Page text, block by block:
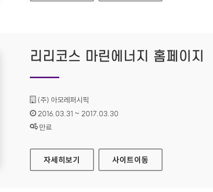
리리코스 마린에너지 홈페이지
기관명 :
(주) 아모레퍼시픽
인증기간 :
2016.03.31 ~ 2017.03.30
상태 :
만료
리리코스 마린에너지 홈페이지
자세히보기 사이트이동